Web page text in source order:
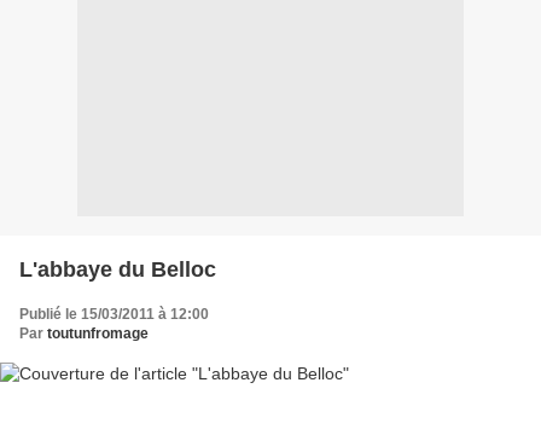
L'abbaye du Belloc
Publié le 15/03/2011 à 12:00
Par toutunfromage